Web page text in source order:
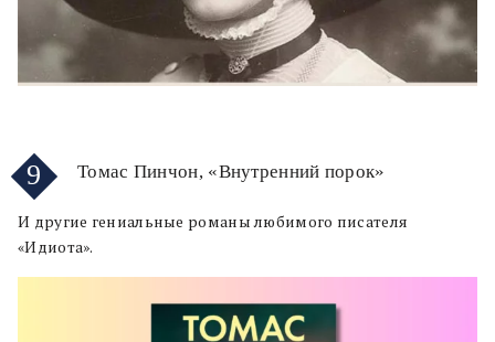
9 Томас Пинчон, «Внутренний порок»
И другие гениальные романы любимого писателя
«Идиота».